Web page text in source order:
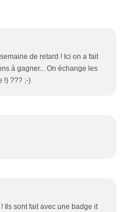
de retard ! Ici on a fait
à gagner... On échange les
!) ??? ;-)
Ils sont fait avec une badge it